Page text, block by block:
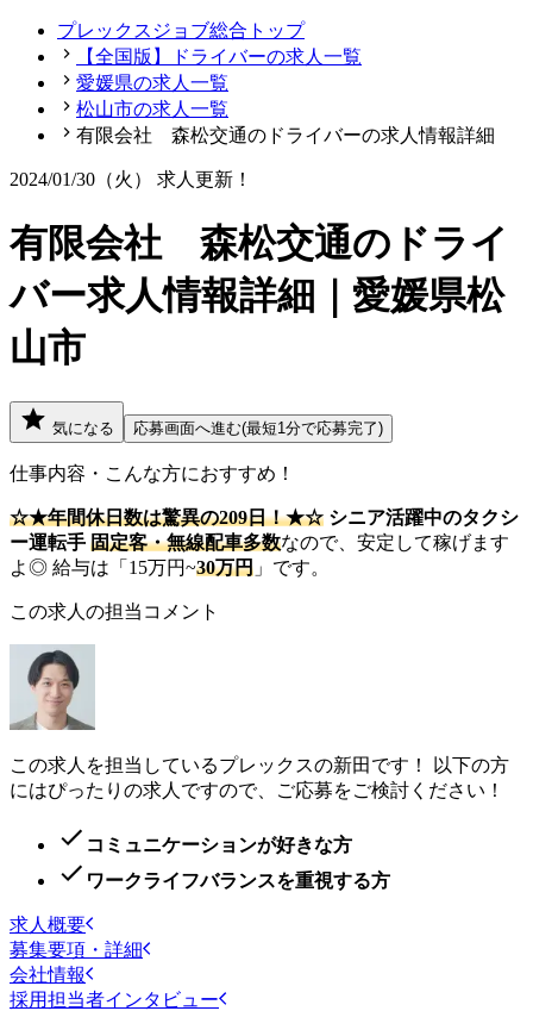
プレックスジョブ総合トップ
【全国版】ドライバーの求人一覧
愛媛県の求人一覧
松山市の求人一覧
有限会社 森松交通のドライバーの求人情報詳細
2024/01/30（火） 求人更新！
有限会社 森松交通のドライ
バー求人情報詳細｜愛媛県松
山市
気になる 応募画面へ進む(最短1分で応募完了)
仕事内容・こんな方におすすめ！
☆★年間休日数は驚異の209日！★☆ シニア活躍中のタクシ
ー運転手 固定客・無線配車多数なので、安定して稼げます
よ◎ 給与は「15万円~30万円 」です。
この求人の担当コメント
この求人を担当しているプレックスの新田です！ 以下の方
にはぴったりの求人ですので、ご応募をご検討ください！
コミュニケーションが好きな方
ワークライフバランスを重視する方
求人概要
募集要項・詳細
会社情報
採用担当者インタビュー